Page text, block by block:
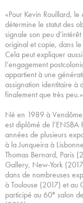
«Pour Kevin Rouillard,
détermine le statut des
signale son peu
original et copie, dans
Cela peut expliquer
l’engagement
appartient à une
assignation identitaire à
finalement que très
Né en 1989 à
est diplômé de
années de plusieurs
à la Junqueira à
Thomas Bernard, Paris
Gallery, New-York
dans de nombreuses
à Toulouse (2017) et
participé au 60e salon